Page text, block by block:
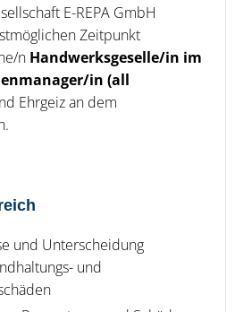
E-REPA GmbH
Zeitpunkt
n Handwerksgeselle/in im
in (all
Ehrgeiz an dem
und Unterscheidung
und